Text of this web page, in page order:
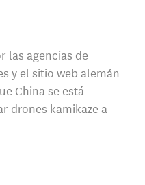
las agencias de
y el sitio web alemán
China se está
drones kamikaze a